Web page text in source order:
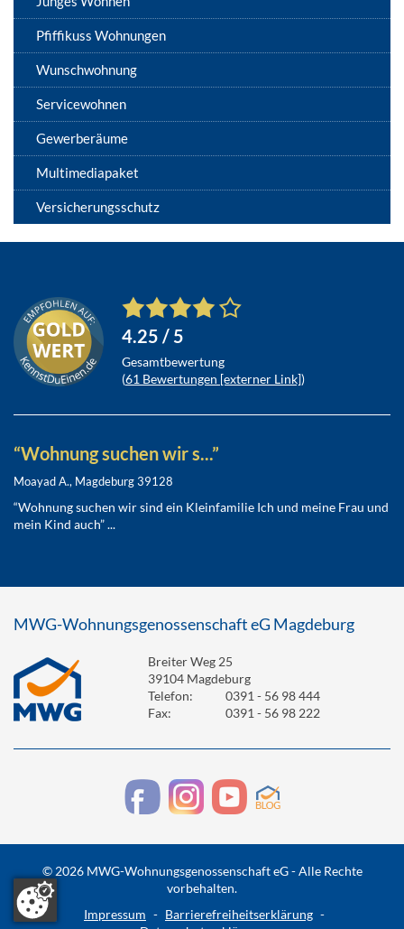
Pfiffikuss Wohnungen
Wunschwohnung
Servicewohnen
Gewerberäume
Multimediapaket
Versicherungsschutz
4.25 / 5
Gesamtbewertung
(61 Bewertungen [externer Link])
“Wohnung suchen wir s...”
Moayad A., Magdeburg 39128
“Wohnung suchen wir sind ein Kleinfamilie Ich und meine Frau und
mein Kind auch” ...
MWG-Wohnungsgenossenschaft eG Magdeburg
Breiter Weg 25
39104 Magdeburg
Telefon:
0391 - 56 98 444
Fax:
0391 - 56 98 222
© 2026 MWG-Wohnungsgenossenschaft eG - Alle Rechte
vorbehalten.
Impressum - Barrierefreiheitserklärung -